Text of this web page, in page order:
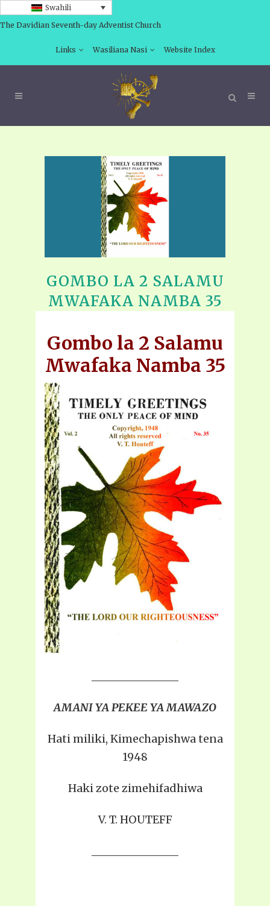
Swahili
The Davidian Seventh-day Adventist Church
Links Wasiliana Nasi Website Index
GOMBO LA 2 SALAMU
MWAFAKA NAMBA 35
Gombo la 2 Salamu
Mwafaka Namba 35
AMANI YA PEKEE YA MAWAZO
Hati miliki, Kimechapishwa tena
1948
Haki zote zimehifadhiwa
V. T. HOUTEFF